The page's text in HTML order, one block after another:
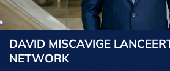
DAVID MISCAVIGE
NETWORK